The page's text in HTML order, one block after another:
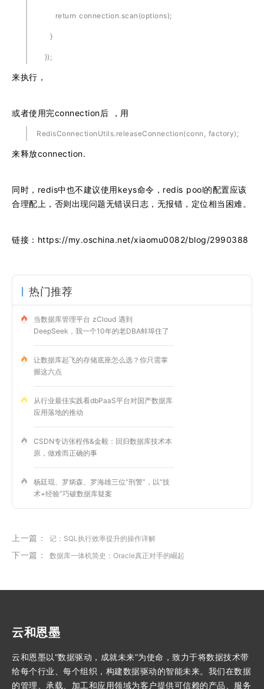
return connection.scan(options);
}
});
来执行，
或者使用完connection后 ，用
RedisConnectionUtils.releaseConnection(conn, factory);
来释放connection.
同时，redis中也不建议使用keys命令，redis pool的配置应该
合理配上，否则出现问题无错误日志，无报错，定位相当困难。
链接：https://my.oschina.net/xiaomu0082/blog/2990388
热门推荐
当数据库管理平台 zCloud 遇到
DeepSeek，我一个10年的老DBA蚌埠住了
让数据库起飞的存储底座怎么选？你只需掌
握这六点
从行业最佳实践看dbPaaS平台对国产数据库
应用落地的推动
CSDN专访张程伟&金毅：回归数据库技术本
原，做难而正确的事
杨廷琨、罗炳森、罗海雄三位“刑警”，以“技
术+经验”巧破数据库疑案
上一篇： 记：SQL执行效率提升的操作详解
下一篇： 数据库一体机简史：Oracle真正对手的崛起
云和恩墨
云和恩墨以“数据驱动，成就未来”为使命，致力于将数据技术带
给每个行业、每个组织，构建数据驱动的智能未来。我们在数据
的管理、承载、加工和应用领域为客户提供可信赖的产品、服务